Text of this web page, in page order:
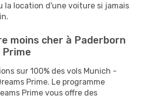
la location d'une voiture si jamais
moins cher à Paderborn
Prime
sur 100% des vols Munich -
Prime. Le programme
Prime vous offre des